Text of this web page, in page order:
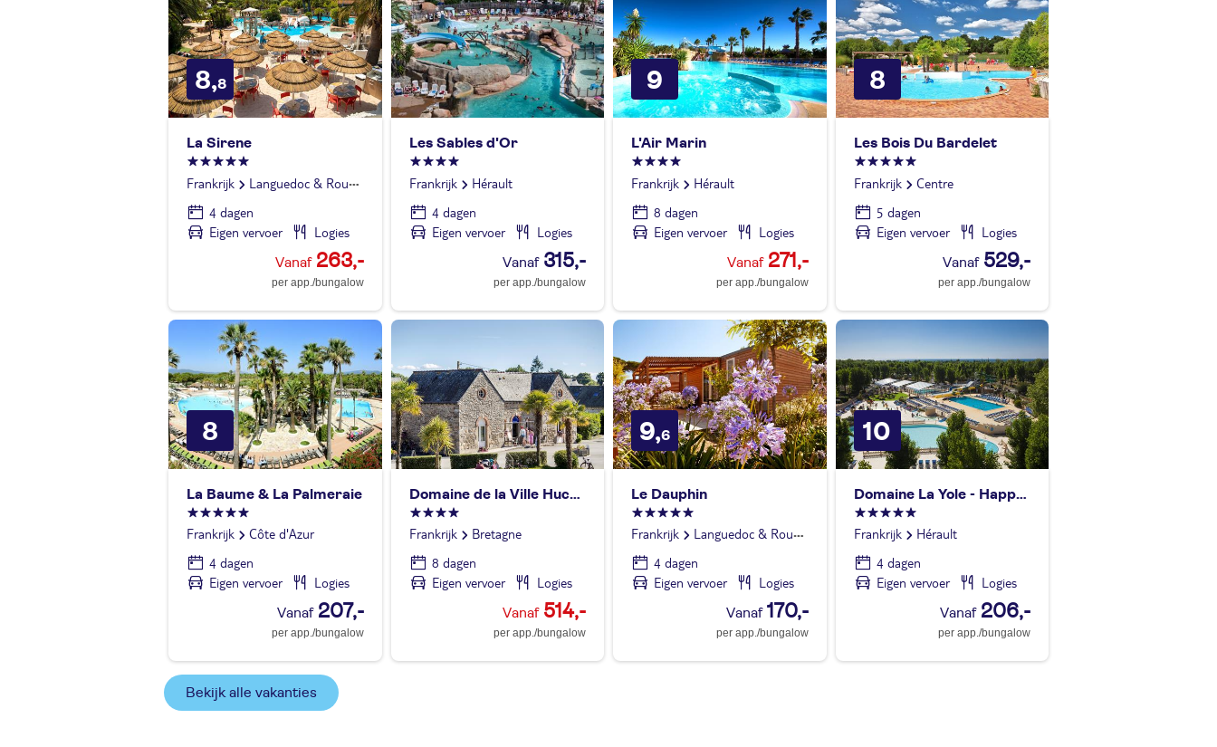
8,8
La Sirene
Frankrijk
Languedoc & Roussillon
4 dagen
Eigen vervoer
Logies
263,-
per app./bungalow
Les Sables d'Or
Frankrijk
Hérault
4 dagen
Eigen vervoer
Logies
315,-
per app./bungalow
9
L'Air Marin
Frankrijk
Hérault
8 dagen
Eigen vervoer
Logies
271,-
per app./bungalow
8
Les Bois Du Bardelet
Frankrijk
Centre
5 dagen
Eigen vervoer
Logies
529,-
per app./bungalow
8
La Baume & La Palmeraie
Frankrijk
Côte d'Azur
4 dagen
Eigen vervoer
Logies
207,-
per app./bungalow
Domaine de la Ville Huchet
Frankrijk
Bretagne
8 dagen
Eigen vervoer
Logies
514,-
per app./bungalow
9,6
Le Dauphin
Frankrijk
Languedoc & Roussillon
4 dagen
Eigen vervoer
Logies
170,-
per app./bungalow
10
Domaine La Yole - Happy Camp
Frankrijk
Hérault
4 dagen
Eigen vervoer
Logies
206,-
per app./bungalow
Bekijk alle vakanties